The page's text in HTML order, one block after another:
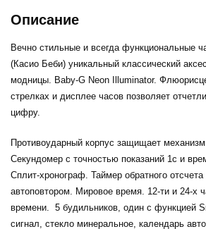
Описание
Вечно стильные и всегда функциональные
(Касио Беби) уникальный классический
модницы. Baby-G Neon Illuminator.
стрелках и дисплее часов позволяет
цифру.
Противоударный корпус защищает
Секундомер с точностью показаний 1с и
Сплит-хронограф. Таймер обратного
автоповтором. Мировое время. 12-ти и 24-х
времени. 5 будильников, один с функцией
сигнал, стекло минеральное, календарь